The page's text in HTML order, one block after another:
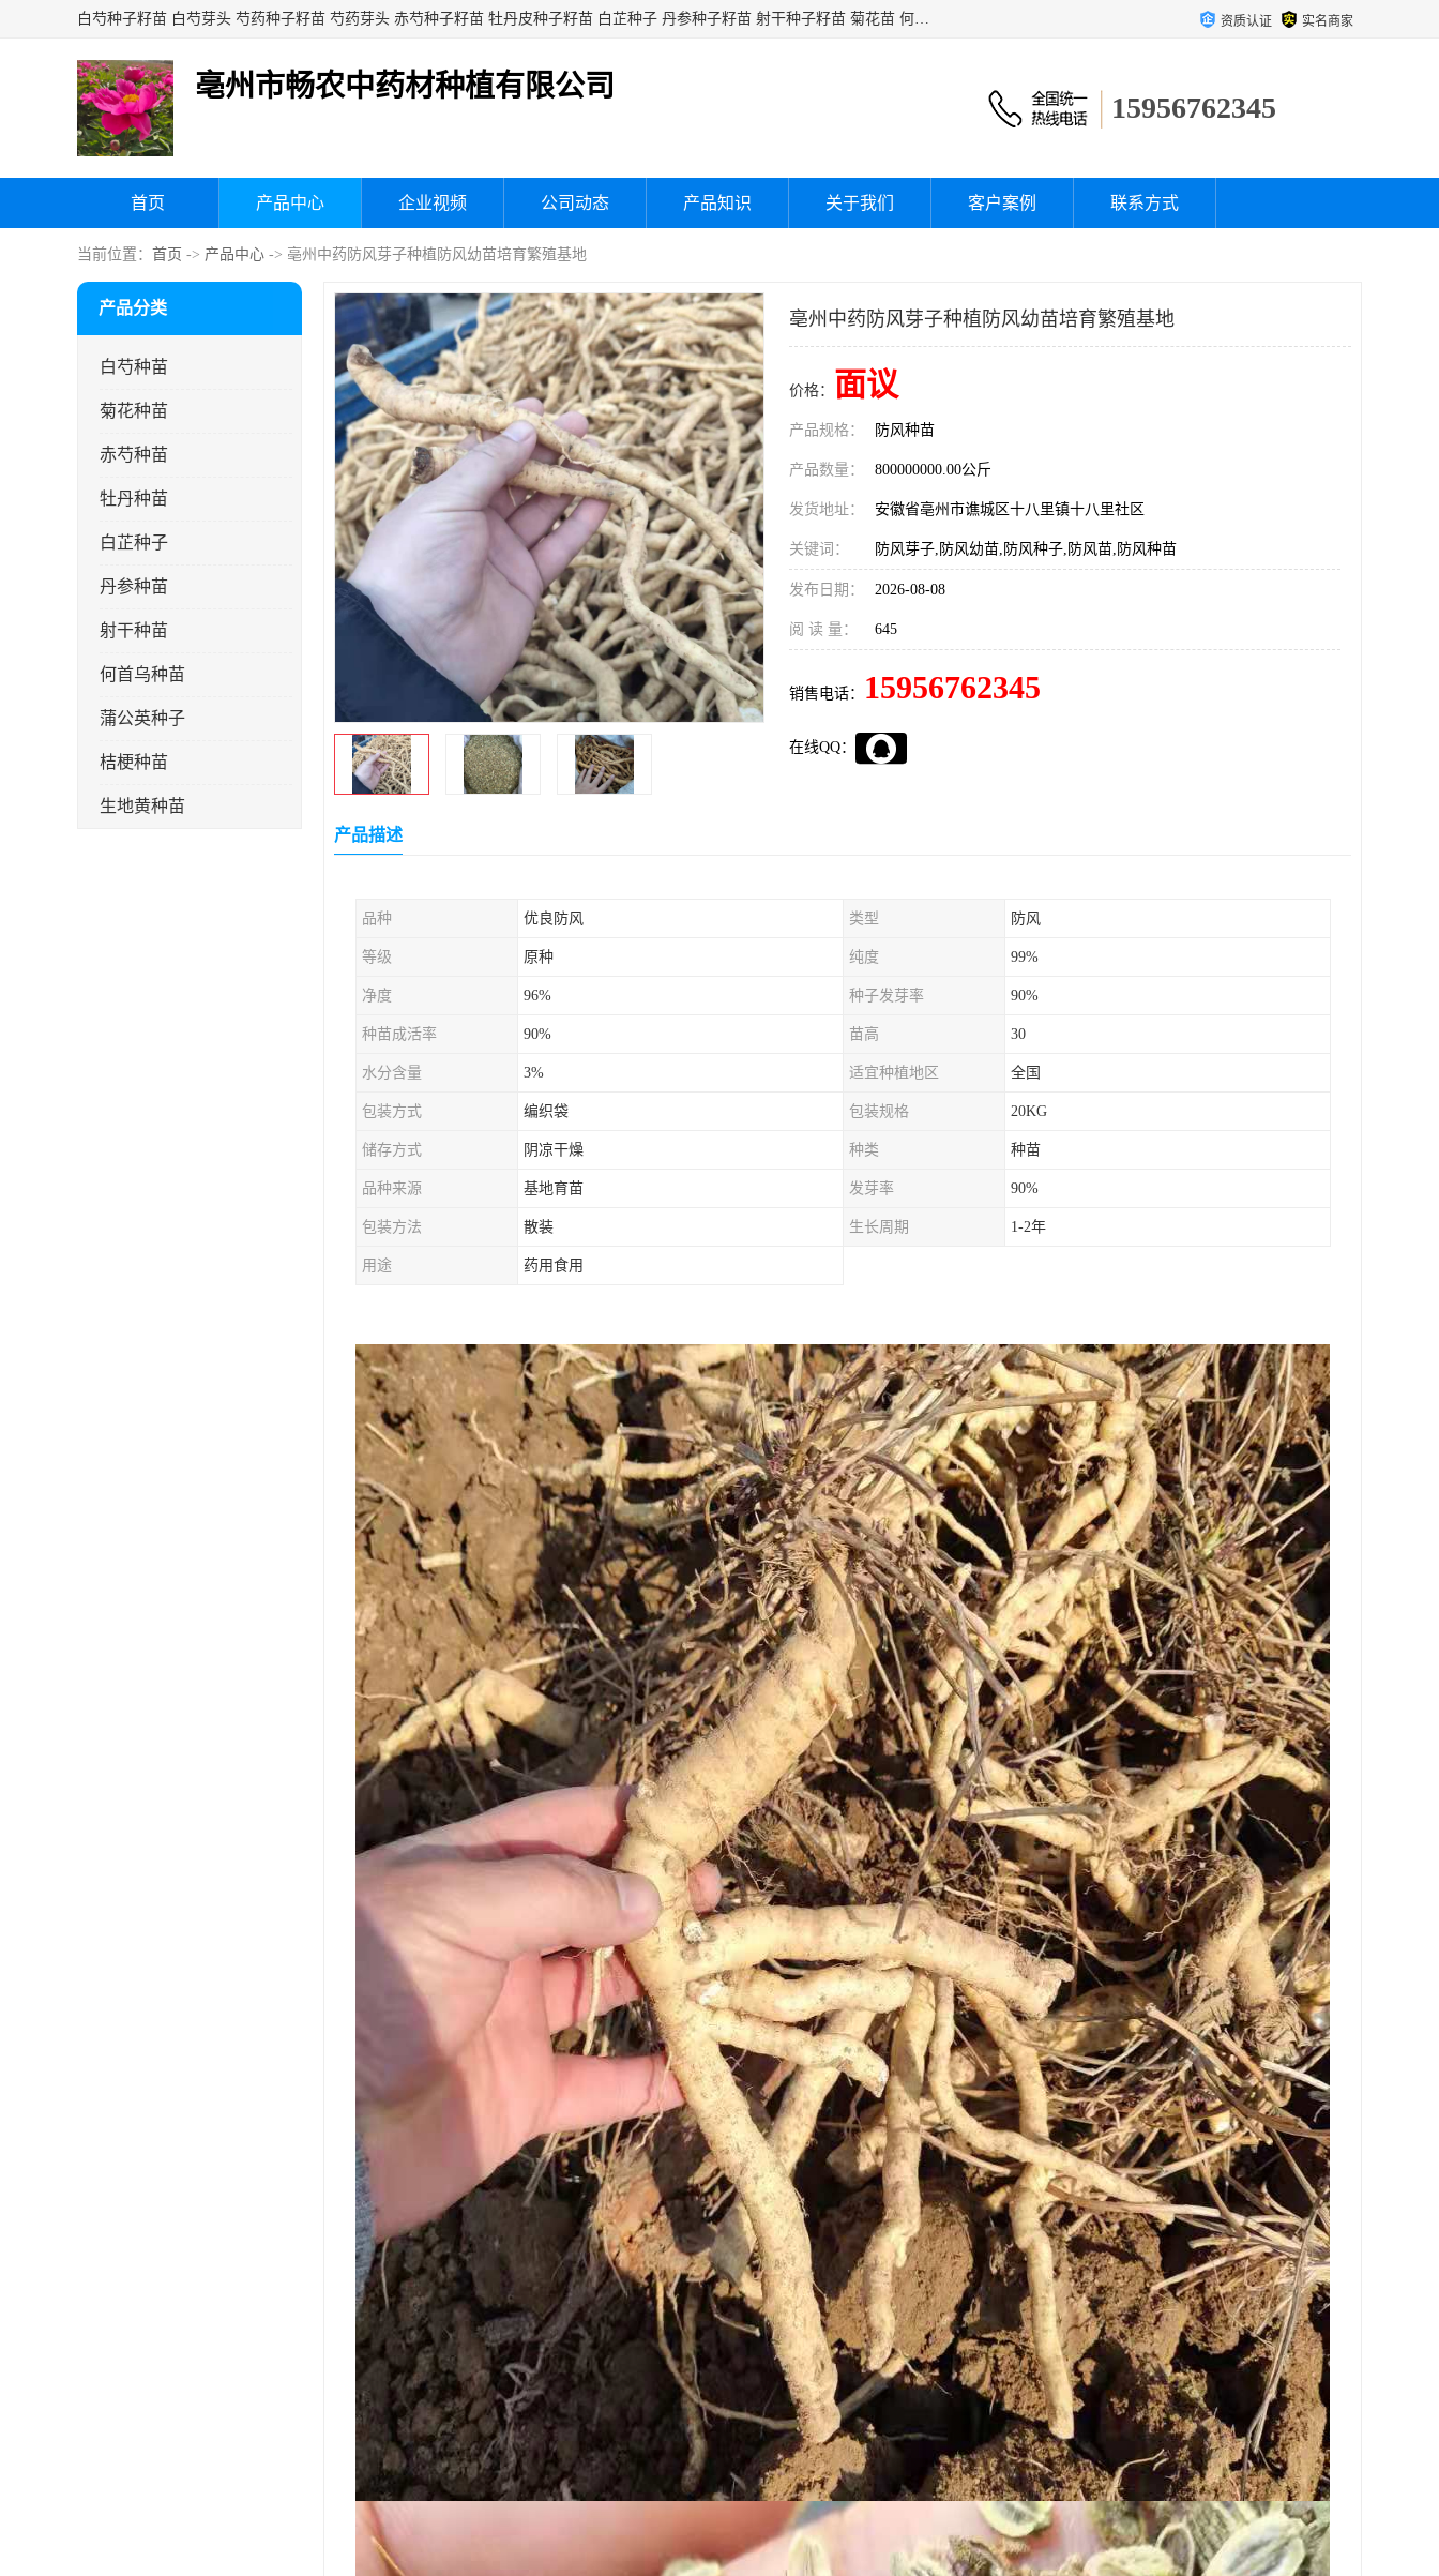
白芍种子籽苗 白芍芽头 芍药种子籽苗 芍药芽头 赤芍种子籽苗 牡丹皮种子籽苗 白芷种子 丹参种子籽苗 射干种子籽苗 菊花苗 何乌苗 蒲公英种子 桔梗种子籽苗 生地黄芽苗 玄参芽苗 元参芽苗 黑参芽苗 紫苑芽 紫菀苗 板蓝根种子 板兰根籽 大青叶种子 大青根种苗 防风种子 夏枯草种子 夏枯球籽 知母种子籽苗 白术种子 白术籽苗 薄荷种子籽苗 红花种子籽油 资质认证 实名商家
亳州市畅农中药材种植有限公司
15956762345
首页 产品中心 企业视频 公司动态 产品知识 关于我们 客户案例 联系方式
当前位置： 首页 -> 产品中心 -> 亳州中药防风芽子种植防风幼苗培育繁殖基地
产品分类
白芍种苗
菊花种苗
赤芍种苗
牡丹种苗
白芷种子
丹参种苗
射干种苗
何首乌种苗
蒲公英种子
桔梗种苗
生地黄种苗
亳州中药防风芽子种植防风幼苗培育繁殖基地
价格： 面议
产品规格： 防风种苗
产品数量： 800000000.00公斤
发货地址： 安徽省亳州市谯城区十八里镇十八里社区
关键词： 防风芽子,防风幼苗,防风种子,防风苗,防风种苗
发布日期： 2026-08-08
阅 读 量： 645
销售电话： 15956762345
在线QQ：
产品描述
品种 优良防风 类型 防风
等级 原种 纯度 99%
净度 96% 种子发芽率 90%
种苗成活率 90% 苗高 30
水分含量 3% 适宜种植地区 全国
包装方式 编织袋 包装规格 20KG
储存方式 阴凉干燥 种类 种苗
品种来源 基地育苗 发芽率 90%
包装方法 散装 生长周期 1-2年
用途 药用食用